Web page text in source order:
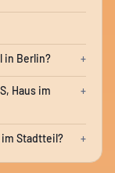
in Berlin? +
Haus im
+
im Stadtteil? +